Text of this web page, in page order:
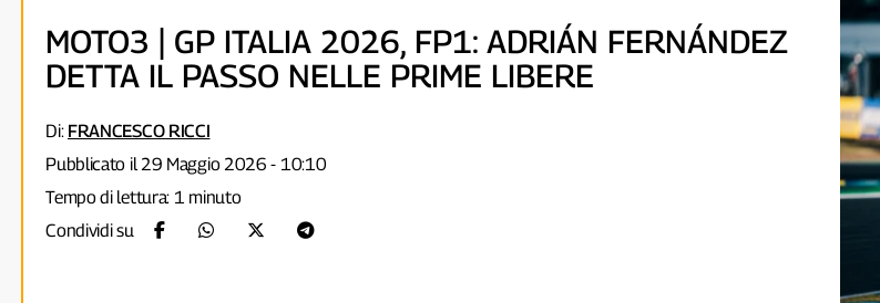
MOTO3 | GP ITALIA 2026, FP1: ADRIÁN FERNÁNDEZ
DETTA IL PASSO NELLE PRIME LIBERE
Di: FRANCESCO RICCI
Pubblicato il 29 Maggio 2026 - 10:10
Tempo di lettura: 1 minuto
Condividi su